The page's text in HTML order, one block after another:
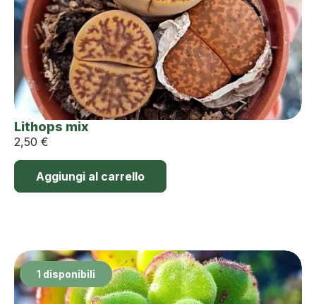
Lithops mix
2,50 €
Aggiungi al carrello
1 disponibili